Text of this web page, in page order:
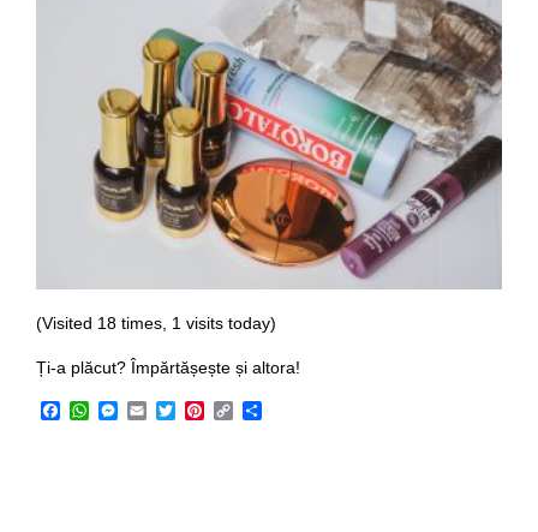
(Visited 18 times, 1 visits today)
Ți-a plăcut? Împărtășește și altora!
Facebook
WhatsApp
Messenger
EmailTwitterPinterest
Copy